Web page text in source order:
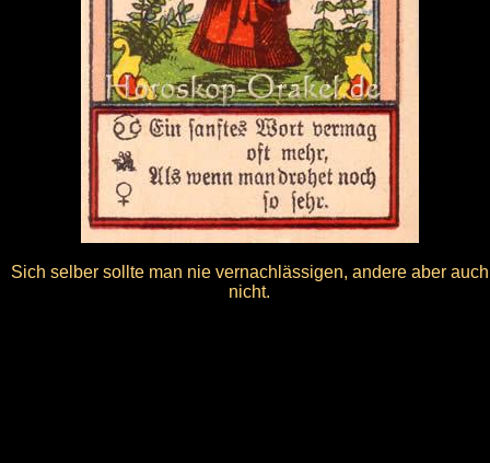
Sich selber sollte man nie vernachlässigen, andere aber auch
nicht.